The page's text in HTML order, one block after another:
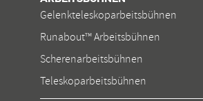
Gelenkteleskoparbeitsbühnen
Runabout™ Arbeitsbühnen
Scherenarbeitsbühnen
Teleskoparbeitsbühnen